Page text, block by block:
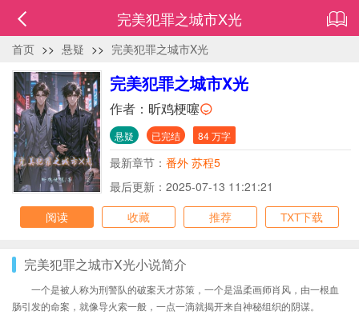
完美犯罪之城市X光
首页 >> 悬疑 >> 完美犯罪之城市X光
完美犯罪之城市X光
作者： 昕鸡梗噻
悬疑 已完结 84 万字
最新章节： 番外 苏程5
最后更新：2025-07-13 11:21:21
阅读
收藏 推荐 TXT下载
完美犯罪之城市X光小说简介
一个是被人称为刑警队的破案天才苏策，一个是温柔画师肖风，由一根血
肠引发的命案，就像导火索一般，一点一滴就揭开来自神秘组织的阴谋。